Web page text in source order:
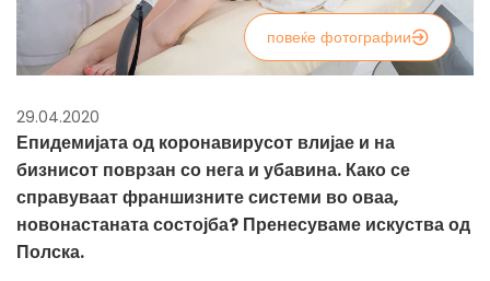
повеќе фотографии
29.04.2020
Епидемијата од коронавирусот влијае и на
бизнисот поврзан со нега и убавина. Како се
справуваат франшизните системи во оваа,
новонастаната состојба? Пренесуваме искуства од
Полска.